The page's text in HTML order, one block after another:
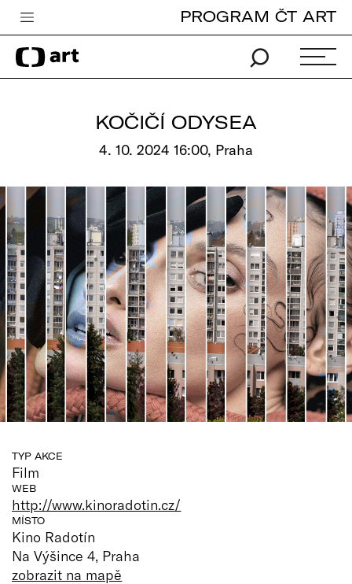
Česká televize
Zpravodajství
Pro děti
edu
Vše o ČT
PROGRAM ČT ART
KOČIČÍ ODYSEA
4. 10. 2024 16:00, Praha
TYP AKCE
Film
WEB
http://www.kinoradotin.cz/
MÍSTO
Kino Radotín
Na Výšince 4, Praha
zobrazit na mapě